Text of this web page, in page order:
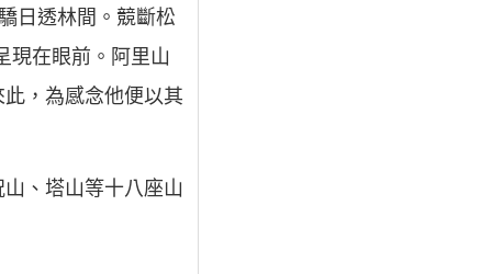
日透林間。競斷松
現在眼前。阿里山
，為感念他便以其
、塔山等十八座山